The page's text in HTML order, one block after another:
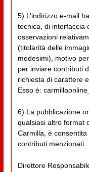
5) L’indirizzo e-mail
tecnica, di interfaccia
osservazioni
(titolarità delle
medesimi), motivo
per inviare contributi
richiesta di carattere
Esso è:
6) La pubblicazione
qualsiasi altro format
Carmilla, è
contributi menzionati.
Direttore